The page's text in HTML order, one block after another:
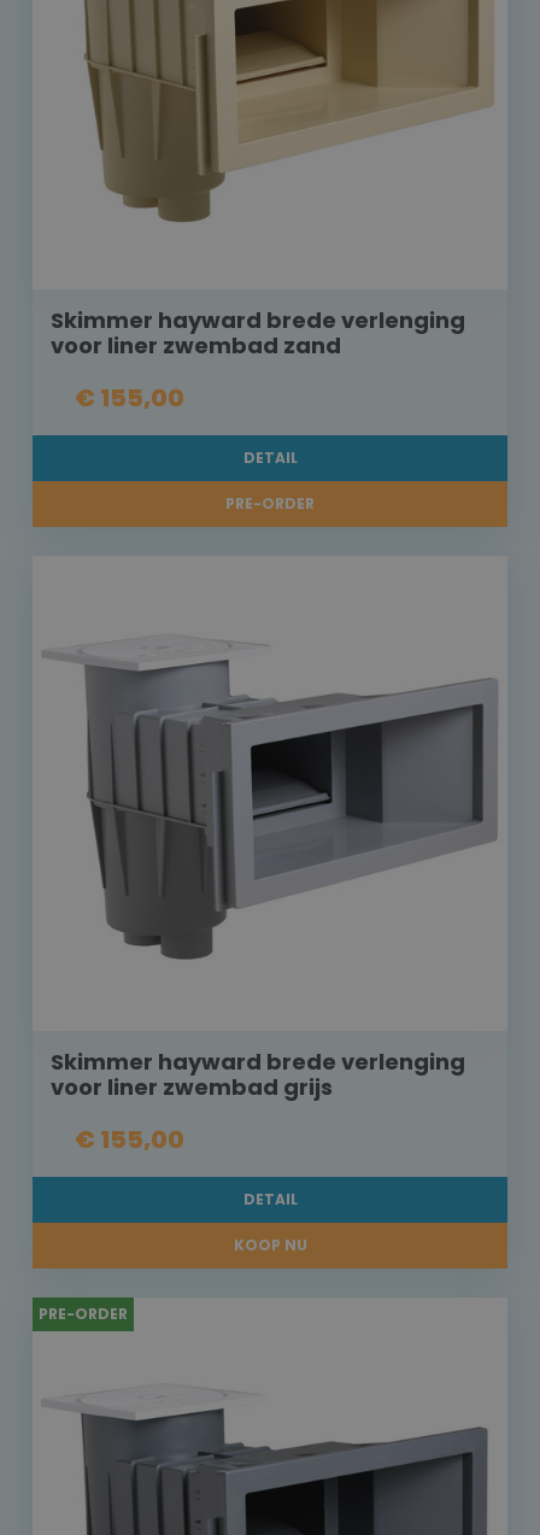
Skimmer hayward brede verlenging
voor liner zwembad zand
€ 155,00
DETAIL
PRE-ORDER
Skimmer hayward brede verlenging
voor liner zwembad grijs
€ 155,00
DETAIL
KOOP NU
PRE-ORDER